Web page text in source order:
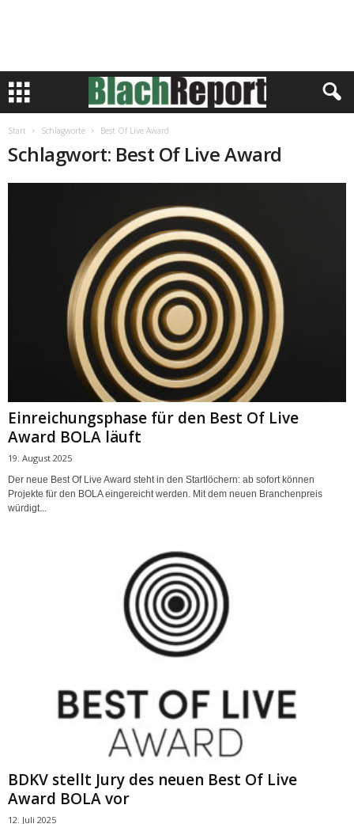
Start Schlagworte Best Of Live Award
Schlagwort: Best Of Live Award
Einreichungsphase für den Best Of Live
Award BOLA läuft
19. August 2025
Der neue Best Of Live Award steht in den Startlöchern: ab sofort können
Projekte für den BOLA eingereicht werden. Mit dem neuen Branchenpreis
würdigt...
BDKV stellt Jury des neuen Best Of Live
Award BOLA vor
12. Juli 2025